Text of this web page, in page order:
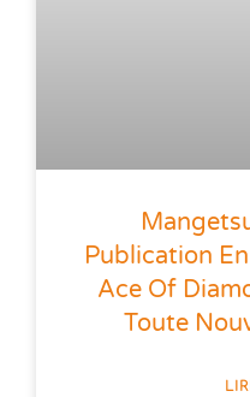
Publication
Ace Of
Toute